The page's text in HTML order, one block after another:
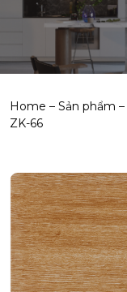
Home – Sản phẩm –
ZK-66